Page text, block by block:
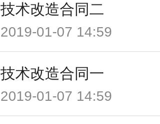
技术改造合同二
2019-01-07 14:59
技术改造合同一
2019-01-07 14:59